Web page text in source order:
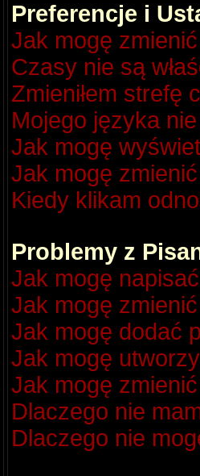
Preferencje i
Jak mogę
Czasy nie są
Zmieniłem strefę
Mojego języka
Jak mogę
Jak mogę
Kiedy klikam
Problemy z
Jak mogę
Jak mogę
Jak mogę dodać
Jak mogę
Jak mogę
Dlaczego nie
Dlaczego nie